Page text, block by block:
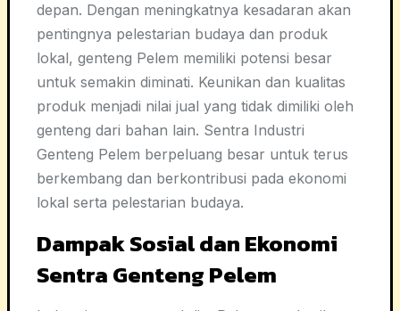
depan. Dengan meningkatnya kesadaran akan
pentingnya pelestarian budaya dan produk
lokal, genteng Pelem memiliki potensi besar
untuk semakin diminati. Keunikan dan kualitas
produk menjadi nilai jual yang tidak dimiliki oleh
genteng dari bahan lain. Sentra Industri
Genteng Pelem berpeluang besar untuk terus
berkembang dan berkontribusi pada ekonomi
lokal serta pelestarian budaya.
Dampak Sosial dan Ekonomi
Sentra Genteng Pelem